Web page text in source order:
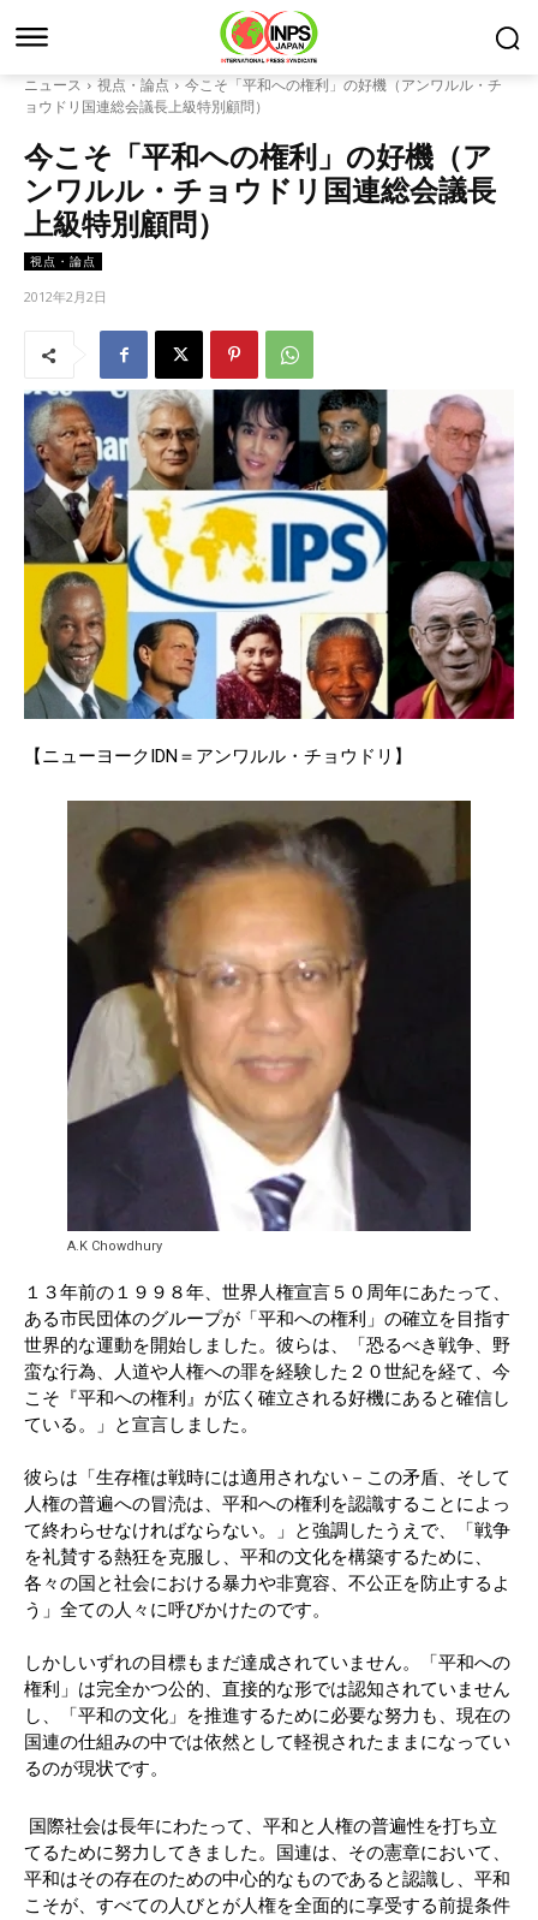
ニュース 視点・論点
今こそ「平和への権利」の好機（アンワルル・チ
ョウドリ国連総会議長上級特別顧問）
今こそ「平和への権利」の好機（ア
ンワルル・チョウドリ国連総会議長
上級特別顧問）
視点・論点
2012年2月2日
【ニューヨークIDN＝アンワルル・チョウドリ】
A.K Chowdhury
１３年前の１９９８年、世界人権宣言５０周年にあたって、
ある市民団体のグループが「平和への権利」の確立を目指す
世界的な運動を開始しました。彼らは、「恐るべき戦争、野
蛮な行為、人道や人権への罪を経験した２０世紀を経て、今
こそ『平和への権利』が広く確立される好機にあると確信し
ている。」と宣言しました。
彼らは「生存権は戦時には適用されない－この矛盾、そして
人権の普遍への冒涜は、平和への権利を認識することによっ
て終わらせなければならない。」と強調したうえで、「戦争
を礼賛する熱狂を克服し、平和の文化を構築するために、
各々の国と社会における暴力や非寛容、不公正を防止するよ
う」全ての人々に呼びかけたのです。
しかしいずれの目標もまだ達成されていません。「平和への
権利」は完全かつ公的、直接的な形では認知されていません
し、「平和の文化」を推進するために必要な努力も、現在の
国連の仕組みの中では依然として軽視されたままになってい
るのが現状です。
国際社会は長年にわたって、平和と人権の普遍性を打ち立
てるために努力してきました。国連は、その憲章において、
平和はその存在のための中心的なものであると認識し、平和
こそが、すべての人びとが人権を全面的に享受する前提条件